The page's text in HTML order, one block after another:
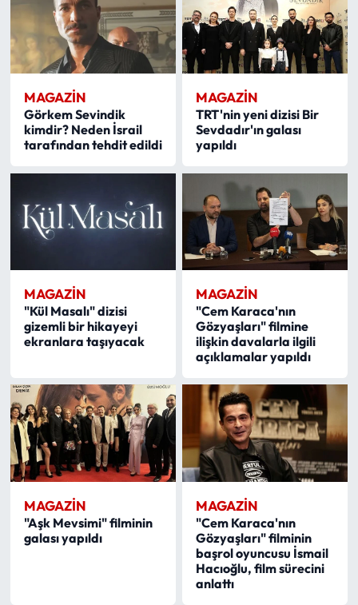
MAGAZİN
Görkem Sevindik
kimdir? Neden İsrail
tarafından tehdit edildi
MAGAZİN
TRT'nin yeni dizisi Bir
Sevdadır'ın galası
yapıldı
MAGAZİN
"Kül Masalı" dizisi
gizemli bir hikayeyi
ekranlara taşıyacak
MAGAZİN
"Cem Karaca'nın
Gözyaşları" filmine
ilişkin davalarla ilgili
açıklamalar yapıldı
MAGAZİN
"Aşk Mevsimi" filminin
galası yapıldı
MAGAZİN
"Cem Karaca'nın
Gözyaşları" filminin
başrol oyuncusu İsmail
Hacıoğlu, film sürecini
anlattı